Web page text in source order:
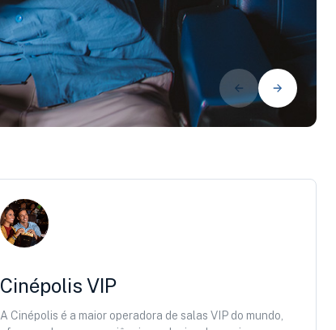
Cinépolis VIP
A Cinépolis é a maior operadora de salas VIP do mundo,